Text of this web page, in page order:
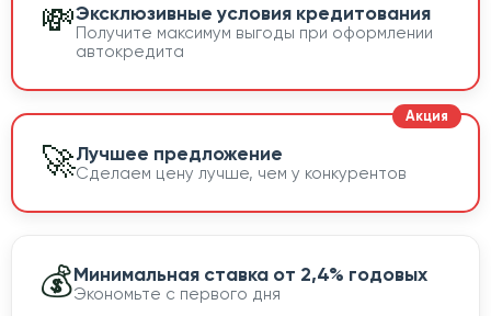
💸Эксклюзивные условия кредитования
Получите максимум выгоды при оформлении
автокредита
🚀Лучшее предложение
Сделаем цену лучше, чем у конкурентов
💰Минимальная ставка от 2,4% годовых
Экономьте с первого дня